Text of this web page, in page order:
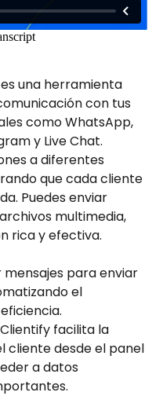
una herramienta
con tus
como WhatsApp,
y Live Chat.
a diferentes
que cada cliente
Puedes enviar
multimedia,
rica y efectiva.
para enviar
el
facilita la
cliente desde el panel
a datos